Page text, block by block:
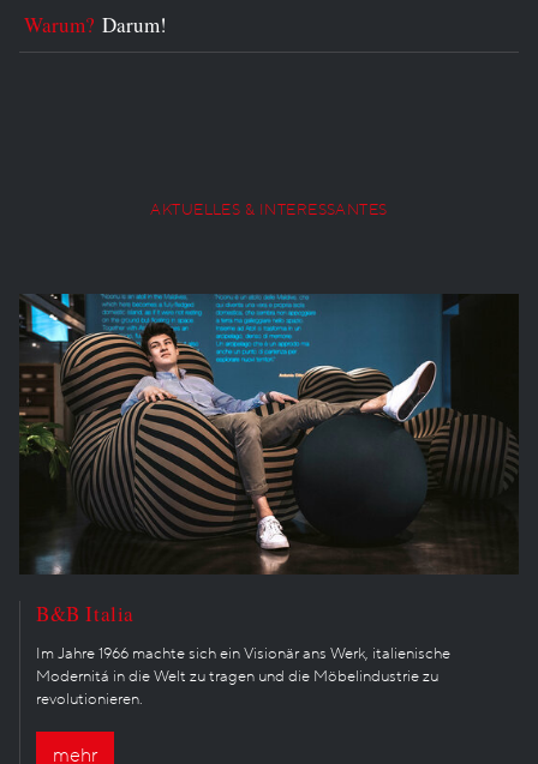
Warum?Darum!
AKTUELLES & INTERESSANTES
B&B Italia
Im Jahre 1966 machte sich ein Visionär ans Werk, italienische
Modernitá in die Welt zu tragen und die Möbelindustrie zu
revolutionieren.
mehr